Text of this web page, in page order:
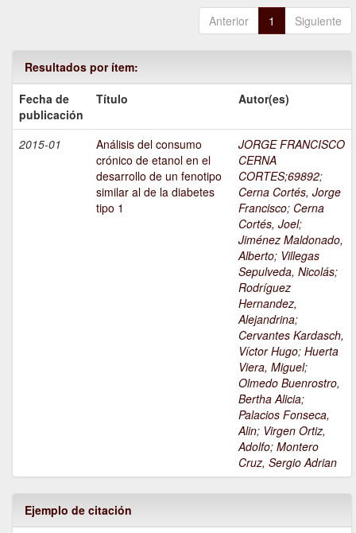
Anterior 1 Siguiente
Resultados por ítem:
Fecha de
publicación
Título Autor(es)
2015-01
Análisis del consumo
crónico de etanol en el
desarrollo de un fenotipo
similar al de la diabetes
tipo 1
JORGE FRANCISCO
CERNA
CORTES;69892;
Cerna Cortés, Jorge
Francisco; Cerna
Cortés, Joel;
Jiménez Maldonado,
Alberto; Villegas
Sepulveda, Nicolás;
Rodríguez
Hernandez,
Alejandrina;
Cervantes Kardasch,
Víctor Hugo; Huerta
Viera, Miguel;
Olmedo Buenrostro,
Bertha Alicia;
Palacios Fonseca,
Alin; Virgen Ortiz,
Adolfo; Montero
Cruz, Sergio Adrian
Ejemplo de citación